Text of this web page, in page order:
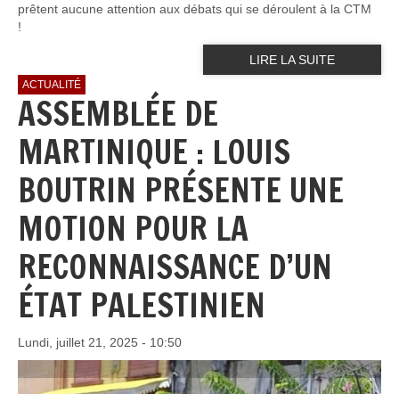
prêtent aucune attention aux débats qui se déroulent à la CTM
!
LIRE LA SUITE
ACTUALITÉ
ASSEMBLÉE DE
MARTINIQUE : LOUIS
BOUTRIN PRÉSENTE UNE
MOTION POUR LA
RECONNAISSANCE D’UN
ÉTAT PALESTINIEN
Lundi, juillet 21, 2025 - 10:50